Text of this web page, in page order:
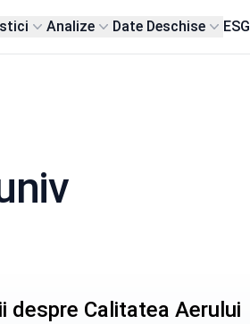
Analize Date Deschise ESG
despre Calitatea Aerului